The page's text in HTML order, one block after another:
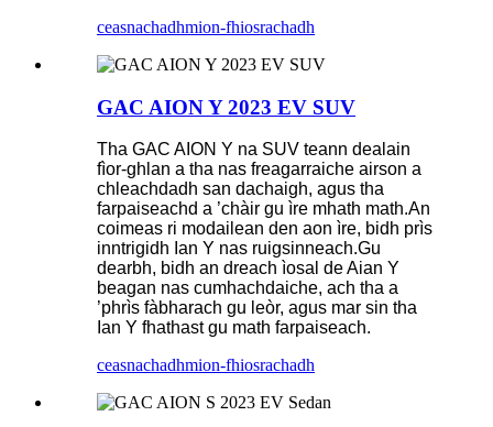
ceasnachadhmion-fhiosrachadh
GAC AION Y 2023 EV SUV
Tha GAC ​​AION Y na SUV teann dealain
fìor-ghlan a tha nas freagarraiche airson a
chleachdadh san dachaigh, agus tha
farpaiseachd a ’chàir gu ìre mhath math.An
coimeas ri modailean den aon ìre, bidh prìs
inntrigidh Ian Y nas ruigsinneach.Gu
dearbh, bidh an dreach ìosal de Aian Y
beagan nas cumhachdaiche, ach tha a
’phrìs fàbharach gu leòr, agus mar sin tha
Ian Y fhathast gu math farpaiseach.
ceasnachadhmion-fhiosrachadh